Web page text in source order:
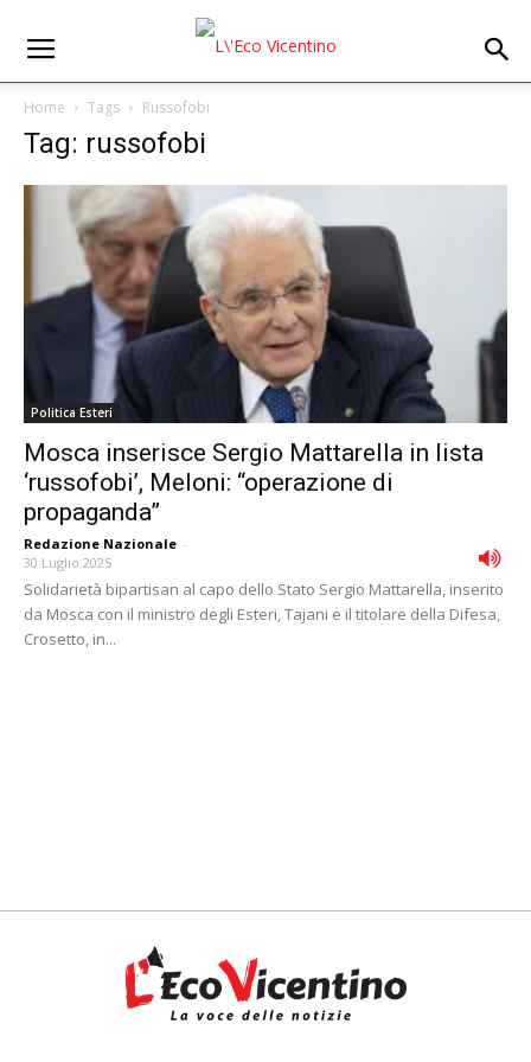
Home Tags Russofobi
Tag: russofobi
Politica Esteri
Mosca inserisce Sergio Mattarella in lista
‘russofobi’, Meloni: “operazione di
propaganda”
Redazione Nazionale -
30 Luglio 2025
Solidarietà bipartisan al capo dello Stato Sergio Mattarella, inserito
da Mosca con il ministro degli Esteri, Tajani e il titolare della Difesa,
Crosetto, in...